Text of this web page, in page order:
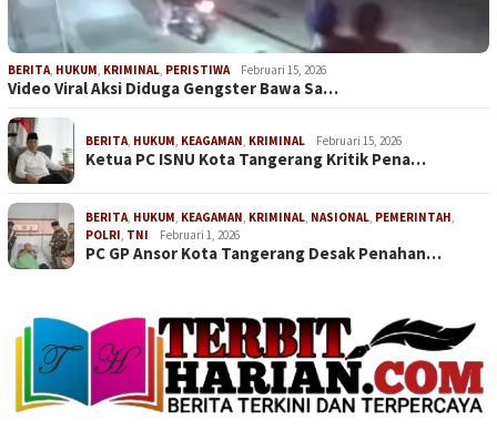
BERITA HUKUM KRIMINAL PERISTIWA Februari 15, 2026
Video Viral Aksi Diduga Gengster Bawa Sa…
BERITA HUKUM KEAGAMAN KRIMINAL Februari 15, 2026
Ketua PC ISNU Kota Tangerang Kritik Pena…
BERITA HUKUM KEAGAMAN KRIMINAL NASIONAL PEMERINTAH
POLRI TNI Februari 1, 2026
PC GP Ansor Kota Tangerang Desak Penahan…